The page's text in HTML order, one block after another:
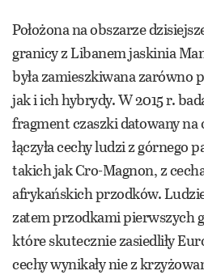
Położona na obszarze
granicy z Libanem jaskinia
była zamieszkiwana zarówno
jak i ich hybrydy. W 2015 r.
fragment czaszki datowany na
łączyła cechy ludzi z górnego
takich jak Cro-Magnon, z
afrykańskich przodków.
zatem przodkami pierwszych
które skutecznie zasiedliły
cechy wynikały nie z